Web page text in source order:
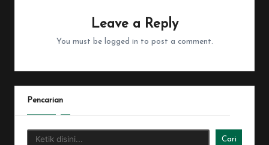
Leave a Reply
You must be logged in to post a comment.
Pencarian
Cari